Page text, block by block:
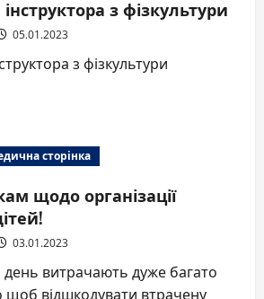
з фізкультури
05.01.2023
з фізкультури
сторінка
щодо організації
03.01.2023
витрачають дуже багато
щоб відшкодувати втрачену